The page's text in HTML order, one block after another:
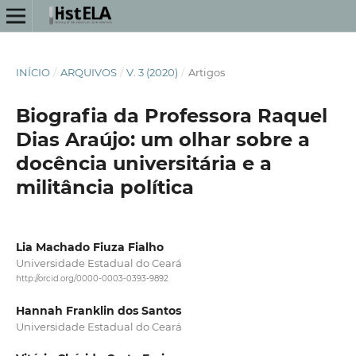
INÍCIO / ARQUIVOS / V. 3 (2020) / Artigos
Biografia da Professora Raquel
Dias Araújo: um olhar sobre a
docência universitária e a
militância política
Lia Machado Fiuza Fialho
Universidade Estadual do Ceará
http://orcid.org/0000-0003-0393-9892
Hannah Franklin dos Santos
Universidade Estadual do Ceará